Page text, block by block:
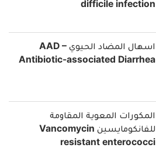
difficile infection
اسهال المضاد الحيوي AAD –
Antibiotic-associated Diarrhea
المكورات المعوية المقاومة
للفانكومايسين Vancomycin
resistant enterococci